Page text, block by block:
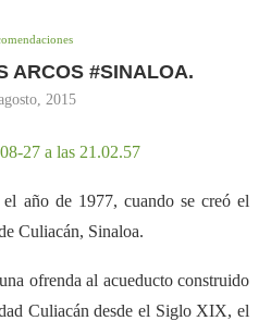
ARCOS #SINALOA.
2015
año de 1977, cuando se creó el
Culiacán, Sinaloa.
ofrenda al acueducto construido
Culiacán desde el Siglo XIX, el